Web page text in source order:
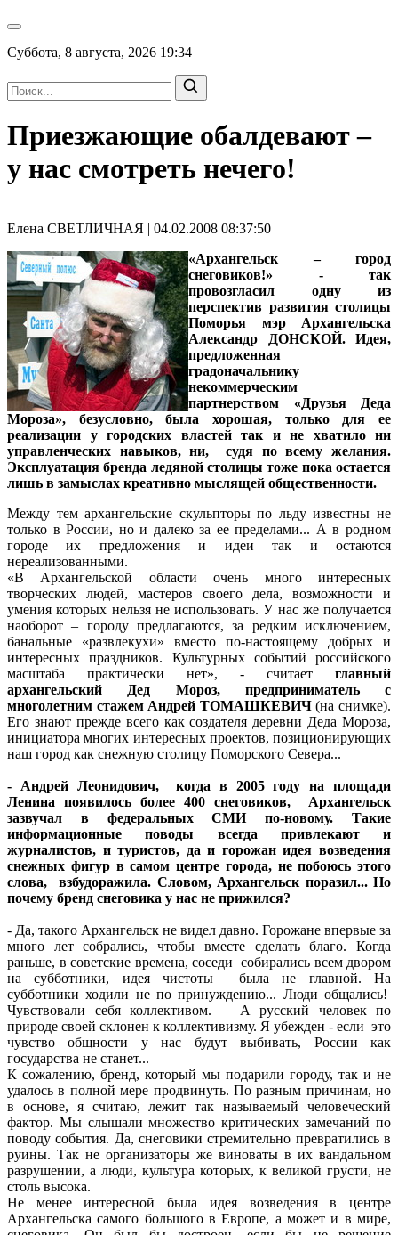
Суббота, 8 августа, 2026 19:34
Приезжающие обалдевают –
у нас смотреть нечего!
Елена СВЕТЛИЧНАЯ | 04.02.2008 08:37:50
«Архангельск – город
снеговиков!» - так
провозгласил одну из
перспектив развития столицы
Поморья мэр Архангельска
Александр ДОНСКОЙ. Идея,
предложенная
градоначальнику
некоммерческим
партнерством «Друзья Деда
Мороза», безусловно, была хорошая, только для ее
реализации у городских властей так и не хватило ни
управленческих навыков, ни, судя по всему желания.
Эксплуатация бренда ледяной столицы тоже пока остается
лишь в замыслах креативно мыслящей общественности.
Между тем архангельские скульпторы по льду известны не
только в России, но и далеко за ее пределами... А в родном
городе их предложения и идеи так и остаются
нереализованными.
«В Архангельской области очень много интересных
творческих людей, мастеров своего дела, возможности и
умения которых нельзя не использовать. У нас же получается
наоборот – городу предлагаются, за редким исключением,
банальные «развлекухи» вместо по-настоящему добрых и
интересных праздников. Культурных событий российского
масштаба практически нет», - считает главный
архангельский Дед Мороз, предприниматель с
многолетним стажем Андрей ТОМАШКЕВИЧ(на снимке).
Его знают прежде всего как создателя деревни Деда Мороза,
инициатора многих интересных проектов, позиционирующих
наш город как снежную столицу Поморского Севера...
- Андрей Леонидович, когда в 2005 году на площади
Ленина появилось более 400 снеговиков, Архангельск
зазвучал в федеральных СМИ по-новому. Такие
информационные поводы всегда привлекают и
журналистов, и туристов, да и горожан идея возведения
снежных фигур в самом центре города, не побоюсь этого
слова, взбудоражила. Словом, Архангельск поразил... Но
почему бренд снеговика у нас не прижился?
- Да, такого Архангельск не видел давно. Горожане впервые за
много лет собрались, чтобы вместе сделать благо. Когда
раньше, в советские времена, соседи собирались всем двором
на субботники, идея чистоты была не главной. На
субботники ходили не по принуждению... Люди общались!
Чувствовали себя коллективом. А русский человек по
природе своей склонен к коллективизму. Я убежден - если это
чувство общности у нас будут выбивать, России как
государства не станет...
К сожалению, бренд, который мы подарили городу, так и не
удалось в полной мере продвинуть. По разным причинам, но
в основе, я считаю, лежит так называемый человеческий
фактор. Мы слышали множество критических замечаний по
поводу события. Да, снеговики стремительно превратились в
руины. Так не организаторы же виноваты в их вандальном
разрушении, а люди, культура которых, к великой грусти, не
столь высока.
Не менее интересной была идея возведения в центре
Архангельска самого большого в Европе, а может и в мире,